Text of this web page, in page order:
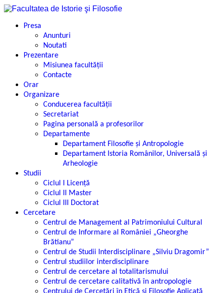
Presa
Anunturi
Noutati
Prezentare
Misiunea facultății
Contacte
Orar
Organizare
Conducerea facultății
Secretariat
Pagina personală a profesorilor
Departamente
Departament Filosofie şi Antropologie
Departament Istoria Românilor, Universală şi
Arheologie
Studii
Ciclul I Licență
Ciclul II Master
Ciclul III Doctorat
Cercetare
Centrul de Management al Patrimoniului Cultural
Centrul de Informare al României „Gheorghe
Brătianu”
Centrul de Studii Interdisciplinare „Silviu Dragomir”
Centrul studiilor interdisciplinare
Centrul de cercetare al totalitarismului
Centrul de cercetare calitativă în antropologie
Centrului de Cercetări în Etică și Filosofie Aplicată